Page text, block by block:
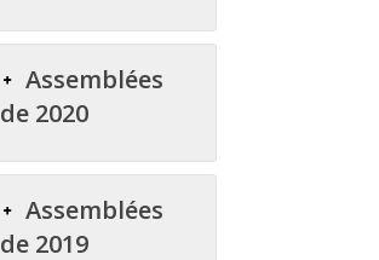
Assemblées
de 2020
Assemblées
de 2019